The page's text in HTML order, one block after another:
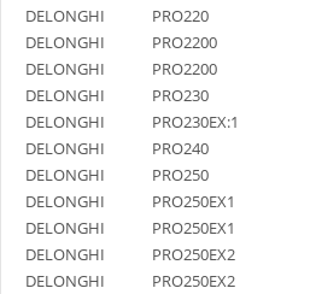
DELONGHI
PRO220
DELONGHI
PRO2200
DELONGHI
PRO2200
DELONGHI
PRO230
DELONGHI
PRO230EX:1
DELONGHI
PRO240
DELONGHI
PRO250
DELONGHI
PRO250EX1
DELONGHI
PRO250EX1
DELONGHI
PRO250EX2
DELONGHI
PRO250EX2